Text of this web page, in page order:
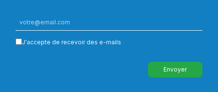
J'accepte de recevoir des e-mails
Envoyer